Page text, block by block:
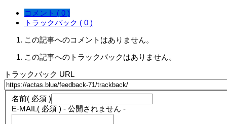
コメント ( 0 )
トラックバック ( 0 )
この記事へのコメントはありません。
この記事へのトラックバックはありません。
トラックバック URL
名前( 必須 )
E-MAIL( 必須 ) - 公開されません -